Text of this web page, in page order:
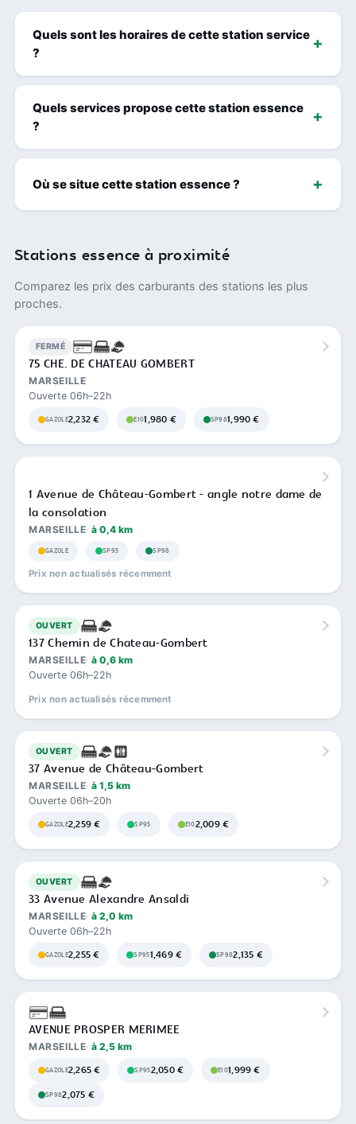
Quels sont les horaires de cette station service
?
Quels services propose cette station essence
?
Où se situe cette station essence ?
Stations essence à proximité
Comparez les prix des carburants des stations les plus
proches.
FERMÉ
75 CHE. DE CHATEAU GOMBERT
MARSEILLE
Ouverte 06h–22h
GAZOLE2,232 € E101,980 € SP981,990 €
1 Avenue de Château-Gombert - angle notre dame de
la consolation
MARSEILLE à 0,4 km
GAZOLE SP95 SP98
Prix non actualisés récemment
OUVERT
137 Chemin de Chateau-Gombert
MARSEILLE à 0,6 km
Ouverte 06h–22h
Prix non actualisés récemment
OUVERT
37 Avenue de Château-Gombert
MARSEILLE à 1,5 km
Ouverte 06h–20h
GAZOLE2,259 € SP95 E102,009 €
OUVERT
33 Avenue Alexandre Ansaldi
MARSEILLE à 2,0 km
Ouverte 06h–22h
GAZOLE2,255 € SP951,469 € SP982,135 €
AVENUE PROSPER MERIMEE
MARSEILLE à 2,5 km
GAZOLE2,265 € SP952,050 € E101,999 €
SP982,075 €